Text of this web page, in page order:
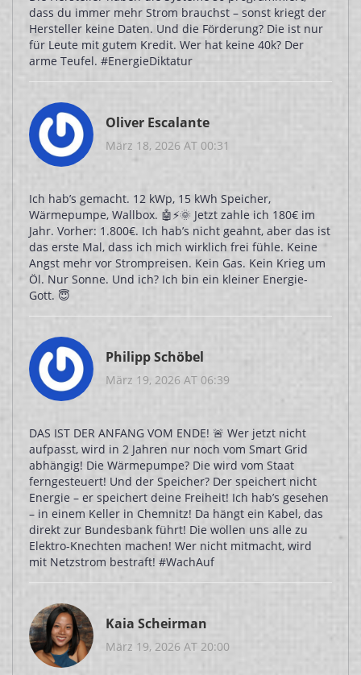
dass du immer mehr Strom brauchst – sonst kriegt der
Hersteller keine Daten. Und die Förderung? Die ist nur
für Leute mit gutem Kredit. Wer hat keine 40k? Der
arme Teufel. #EnergieDiktatur
Oliver Escalante
März 18, 2026 AT 00:31
Ich hab’s gemacht. 12 kWp, 15 kWh Speicher,
Wärmepumpe, Wallbox. 🤖⚡🌞 Jetzt zahle ich 180€ im
Jahr. Vorher: 1.800€. Ich hab’s nicht geahnt, aber das ist
das erste Mal, dass ich mich wirklich frei fühle. Keine
Angst mehr vor Strompreisen. Kein Gas. Kein Krieg um
Öl. Nur Sonne. Und ich? Ich bin ein kleiner Energie-
Gott. 😇
Philipp Schöbel
März 19, 2026 AT 06:39
DAS IST DER ANFANG VOM ENDE! 🚨 Wer jetzt nicht
aufpasst, wird in 2 Jahren nur noch vom Smart Grid
abhängig! Die Wärmepumpe? Die wird vom Staat
ferngesteuert! Und der Speicher? Der speichert nicht
Energie – er speichert deine Freiheit! Ich hab’s gesehen
– in einem Keller in Chemnitz! Da hängt ein Kabel, das
direkt zur Bundesbank führt! Die wollen uns alle zu
Elektro-Knechten machen! Wer nicht mitmacht, wird
mit Netzstrom bestraft! #WachAuf
Kaia Scheirman
März 19, 2026 AT 20:00